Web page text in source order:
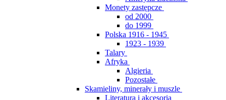
Monety zastępcze
od 2000
do 1999
Polska 1916 - 1945
1923 - 1939
Talary
Afryka
Algieria
Pozostałe
Skamieliny, minerały i muszle
Literatura i akcesoria